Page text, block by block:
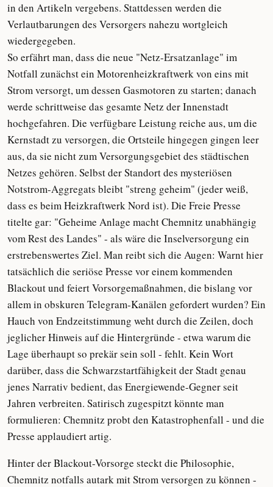
in den Artikeln vergebens. Stattdessen werden die
Verlautbarungen des Versorgers nahezu wortgleich
wiedergegeben.
So erfährt man, dass die neue "Netz-Ersatzanlage" im
Notfall zunächst ein Motorenheizkraftwerk von eins mit
Strom versorgt, um dessen Gasmotoren zu starten; danach
werde schrittweise das gesamte Netz der Innenstadt
hochgefahren. Die verfügbare Leistung reiche aus, um die
Kernstadt zu versorgen, die Ortsteile hingegen gingen leer
aus, da sie nicht zum Versorgungsgebiet des städtischen
Netzes gehören. Selbst der Standort des mysteriösen
Notstrom-Aggregats bleibt "streng geheim" (jeder weiß,
dass es beim Heizkraftwerk Nord ist). Die Freie Presse
titelte gar: "Geheime Anlage macht Chemnitz unabhängig
vom Rest des Landes" - als wäre die Inselversorgung ein
erstrebenswertes Ziel. Man reibt sich die Augen: Warnt hier
tatsächlich die seriöse Presse vor einem kommenden
Blackout und feiert Vorsorgemaßnahmen, die bislang vor
allem in obskuren Telegram-Kanälen gefordert wurden? Ein
Hauch von Endzeitstimmung weht durch die Zeilen, doch
jeglicher Hinweis auf die Hintergründe - etwa warum die
Lage überhaupt so prekär sein soll - fehlt. Kein Wort
darüber, dass die Schwarzstartfähigkeit der Stadt genau
jenes Narrativ bedient, das Energiewende-Gegner seit
Jahren verbreiten. Satirisch zugespitzt könnte man
formulieren: Chemnitz probt den Katastrophenfall - und die
Presse applaudiert artig.
Hinter der Blackout-Vorsorge steckt die Philosophie,
Chemnitz notfalls autark mit Strom versorgen zu können -